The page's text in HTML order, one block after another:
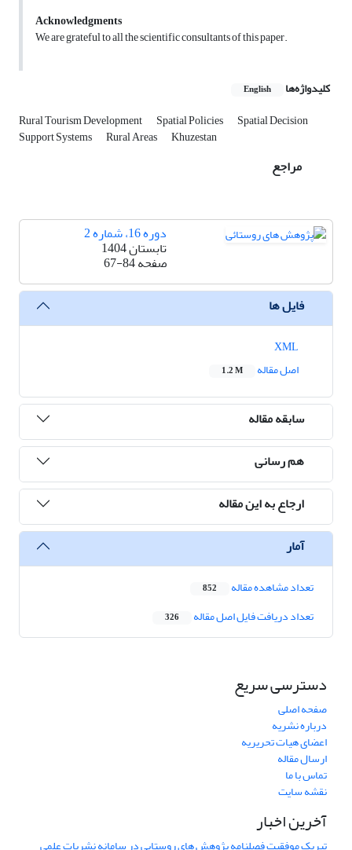
Acknowledgments
We are grateful to all the scientific consultants of this paper.
کلیدواژه‌ها English
Rural Tourism Development Spatial Policies Spatial Decision
Support Systems Rural Areas Khuzestan
مراجع
دوره 16، شماره 2
تابستان 1404
صفحه67-84
فایل ها
اصل مقاله
1.2 M
سابقه مقاله
هم رسانی
ارجاع به این مقاله
آمار
تعداد مشاهده مقاله 852
تعداد دریافت فایل اصل مقاله 326
دسترسی سریع
صفحه اصلی
درباره نشریه
اعضای هیات تحریریه
ارسال مقاله
تماس با ما
نقشه سایت
آخرین اخبار